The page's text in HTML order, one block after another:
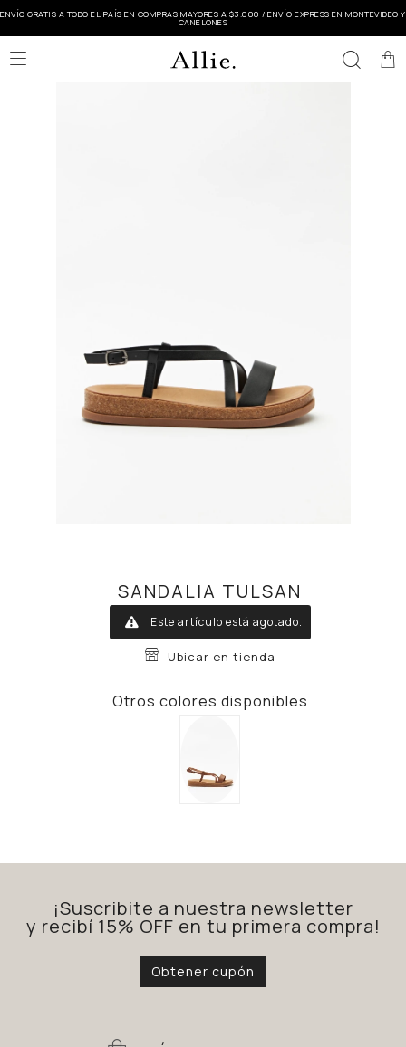
ENVÍO GRATIS A TODO EL PAÍS EN COMPRAS MAYORES A $3.000 / ENVÍO EXPRESS EN MONTEVIDEO Y
CANELONES

SANDALIA TULSAN
Este artículo está agotado.
Ubicar en tienda
Otros colores disponibles
¡Suscribite a nuestra newsletter
y recibí 15% OFF en tu primera compra!
Obtener cupón